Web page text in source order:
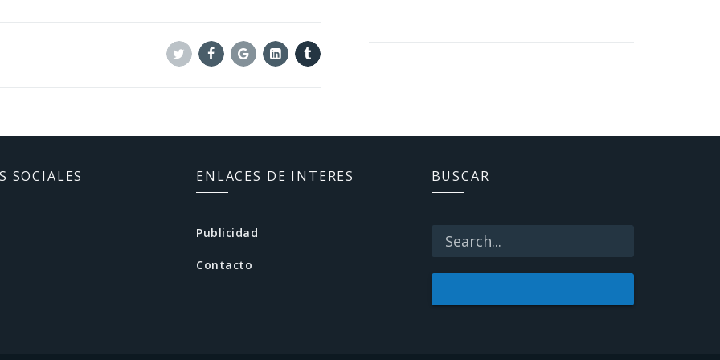
SOCIALES ENLACES DE INTERES
Publicidad
Contacto
BUSCAR